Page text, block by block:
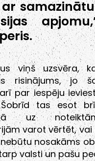
viņš uzsvēra,
risinājums, jo
par iespēju
tas esot
uz
varot vērtēt, vai
nosakāms
valsti un pašu